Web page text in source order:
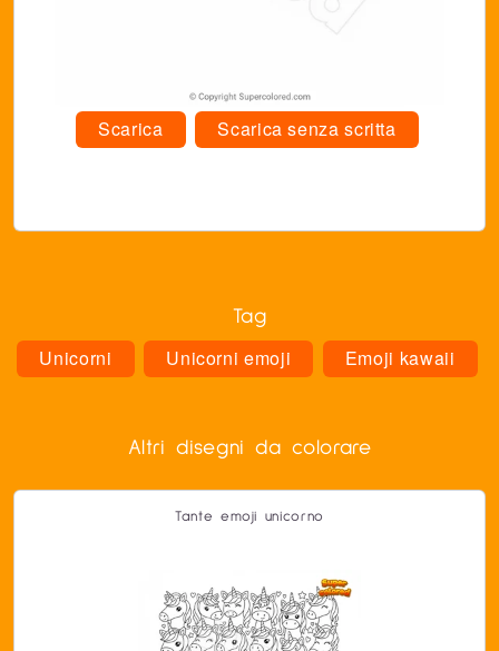
Scarica Scarica senza scritta
Tag
Unicorni Unicorni emoji Emoji kawaii
Altri disegni da colorare
Tante emoji unicorno